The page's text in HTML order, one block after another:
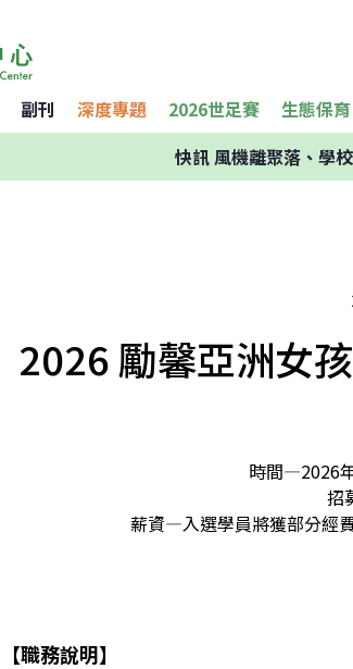
副刊 深度專題 2026世足賽 生態保育
快訊風機離聚落、學
2026 勵馨亞洲女
時間—2026
招
薪資—入選學員將獲部分經
【職務說明】